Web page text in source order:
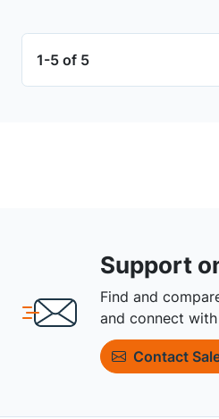
1-5 of 5
Support
Find and
and connect
Contact